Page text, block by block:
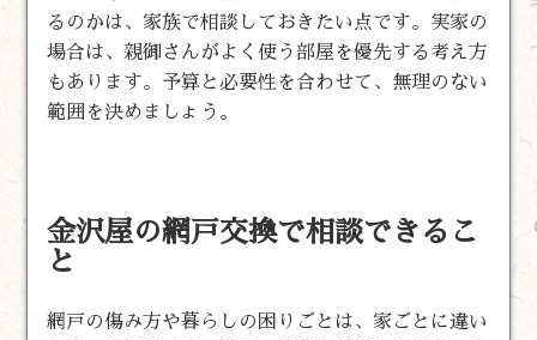
るのかは、家族で相談しておきたい点です。実家の
場合は、親御さんがよく使う部屋を優先する考え方
もあります。予算と必要性を合わせて、無理のない
範囲を決めましょう。
金沢屋の網戸交換で相談できるこ
と
網戸の傷み方や暮らしの困りごとは、家ごとに違い